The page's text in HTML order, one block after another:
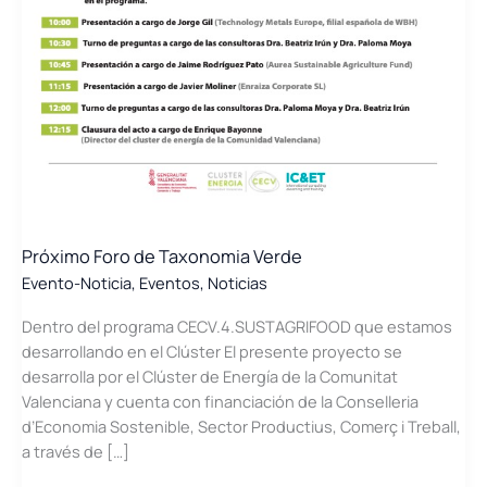
Próximo Foro de Taxonomia Verde
Evento-Noticia, Eventos, Noticias
Dentro del programa CECV.4.SUSTAGRIFOOD que estamos
desarrollando en el Clúster El presente proyecto se
desarrolla por el Clúster de Energía de la Comunitat
Valenciana y cuenta con financiación de la Conselleria
d’Economia Sostenible, Sector Productius, Comerç i Treball,
a través de […]